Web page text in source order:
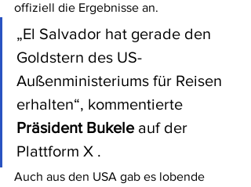
offiziell die Ergebnisse an.
„El Salvador hat gerade den
Goldstern des US-
Außenministeriums für Reisen
erhalten“, kommentierte
Präsident Bukele auf der
Plattform X .
Auch aus den USA gab es lobende